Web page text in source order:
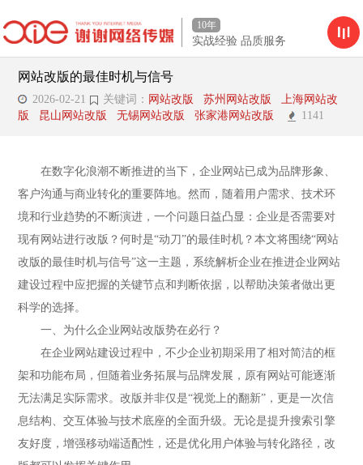
10年
实战经验 品质服务
网站改版的最佳时机与信号
2026-02-21 关键词： 网站改版 苏州网站改版
上海网站改
版
昆山网站改版 无锡网站改版 张家港网站改版 1141
在数字化浪潮不断推进的当下，企业网站已成为品牌形象、
客户沟通与商业转化的重要阵地。然而，随着用户需求、技术环
境和行业趋势的不断演进，一个问题日益凸显：企业是否需要对
现有网站进行改版？何时是“动刀”的最佳时机？本文将围绕“网站
改版的最佳时机与信号”这一主题，系统解析企业在推进企业网站
建设过程中应把握的关键节点和判断依据，以帮助决策者做出更
科学的选择。
一、为什么企业网站改版势在必行？
在企业网站建设过程中，不少企业初期采用了相对简洁的框
架和功能布局，但随着业务拓展与品牌发展，原有网站可能逐渐
无法满足实际需求。改版并非仅是“视觉上的翻新”，更是一次信
息结构、交互体验与技术底座的全面升级。无论是提升搜索引擎
友好度，增强移动端适配性，还是优化用户体验与转化路径，改